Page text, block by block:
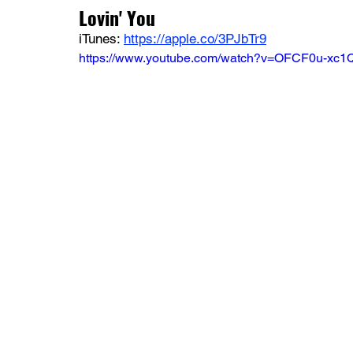
Lovin' You
iTunes: https://apple.co/3PJbTr9
https://www.youtube.com/watch?v=OFCF0u-